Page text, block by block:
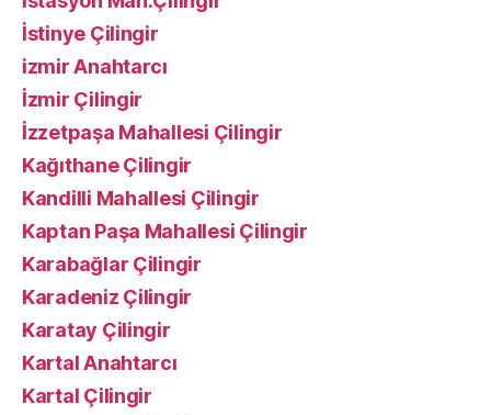
İstinye Çilingir
izmir Anahtarcı
İzmir Çilingir
İzzetpaşa Mahallesi Çilingir
Kağıthane Çilingir
Kandilli Mahallesi Çilingir
Kaptan Paşa Mahallesi Çilingir
Karabağlar Çilingir
Karadeniz Çilingir
Karatay Çilingir
Kartal Anahtarcı
Kartal Çilingir